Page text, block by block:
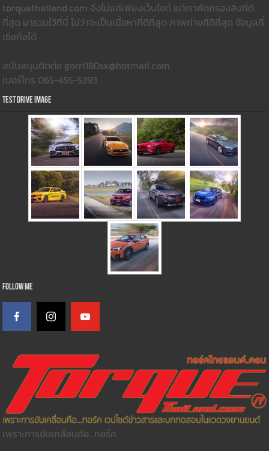
torquethailand.com จึงไม่แค่เพียงเว็บไซต์ แต่เราคัดกรองสิ่งที่ดี
ที่สุด มารวมใว้ที่นี่ ไม่ว่าจะเป็นเนื้อหาที่ดีที่สุด ภาพถ่ายที่ดีที่สุด ข้อมูลที่
เชื่อถือได้
สนับสนุนติดต่อ gorri180sx@hotmail.com
เบอร์โทร 065-455-5393
Test Drive Image
Follow Me
เพราะการขับเคลื่อนคือ...ทอร์ค